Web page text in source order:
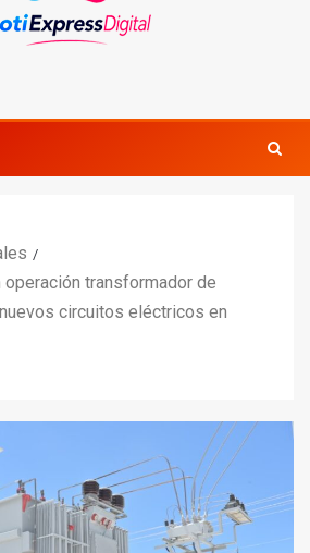
operación transformador de
circuitos eléctricos en